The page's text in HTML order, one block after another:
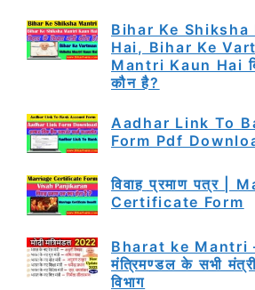
Bihar Ke
Hai, Bihar Ke
Mantri Kaun Hai
कौन है?
Aadhar Link To
Form Pdf
विवाह प्रमाण पत्र |
Certificate Form
Bharat ke Mantri –
मंत्रिमण्डल के सभी
विभाग